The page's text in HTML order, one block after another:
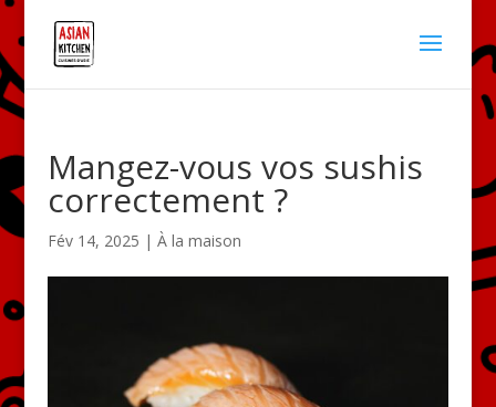
Mangez-vous vos sushis
correctement ?
Fév 14, 2025 | À la maison